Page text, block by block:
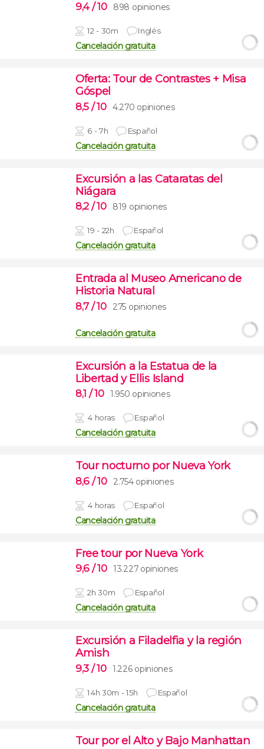
9,4 / 10 898 opiniones
12 - 30m Inglés
Cancelación gratuita
Oferta: Tour de Contrastes + Misa
Góspel
8,5 / 10 4.270 opiniones
6 - 7h Español
Cancelación gratuita
Excursión a las Cataratas del
Niágara
8,2 / 10 819 opiniones
19 - 22h Español
Cancelación gratuita
Entrada al Museo Americano de
Historia Natural
8,7 / 10 275 opiniones
Cancelación gratuita
Excursión a la Estatua de la
Libertad y Ellis Island
8,1 / 10 1.950 opiniones
4 horas Español
Cancelación gratuita
Tour nocturno por Nueva York
8,6 / 10 2.754 opiniones
4 horas Español
Cancelación gratuita
Free tour por Nueva York
9,6 / 10 13.227 opiniones
2h 30m Español
Cancelación gratuita
Excursión a Filadelfia y la región
Amish
9,3 / 10 1.226 opiniones
14h 30m - 15h Español
Cancelación gratuita
Tour por el Alto y Bajo Manhattan